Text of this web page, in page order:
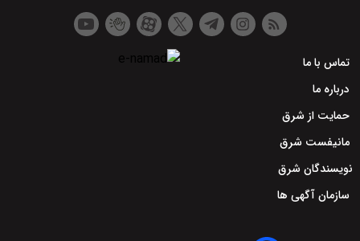
تماس با ما
درباره ما
حمایت از شرق
مانیفست شرق
نویسندگان شرق
سازمان آگهی ها